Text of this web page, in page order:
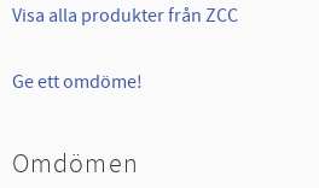
Visa alla produkter från ZCC
Ge ett omdöme!
Omdömen